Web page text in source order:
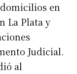
en
La Plata y
Judicial.
al